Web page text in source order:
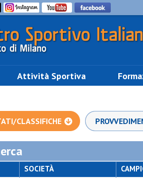
Attività Sportiva
CLASSIFICHE
SOCIETÀ